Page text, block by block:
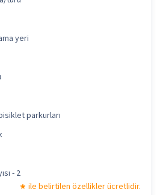
yeri
parkurları
- 2
ile belirtilen özellikler ücretlidir.